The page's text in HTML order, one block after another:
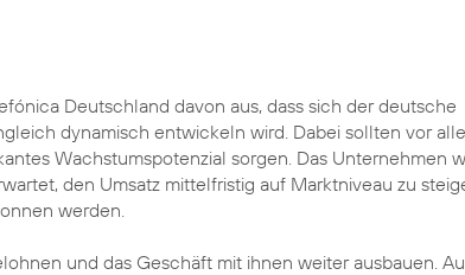
Deutschland davon aus, dass sich der deutsche
dynamisch entwickeln wird. Dabei sollten vor
Wachstumspotenzial sorgen. Das Unternehmen
den Umsatz mittelfristig auf Marktniveau zu
werden.
und das Geschäft mit ihnen weiter ausbauen.